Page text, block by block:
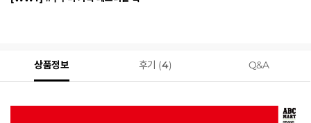
상품정보 후기 (4) Q&A